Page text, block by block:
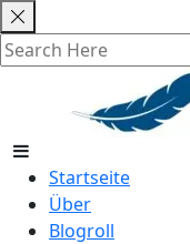
Skip
to
content
Startseite
Über
Blogroll